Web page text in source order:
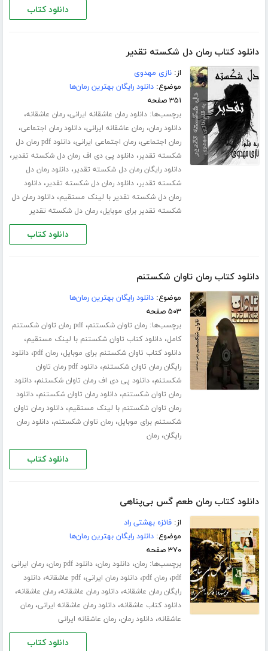
دانلود کتاب
دانلود کتاب رمان دل شکسته تقدیر
از:نازی مهدوی
موضوع:دانلود رایگان بهترین رمان‌ها
۳۵۱ صفحه
برچسب‌ها:دانلود رمان عاشقانه ایرانی،رمان عاشقانه،
دانلود رمان،رمان عاشقانه ایرانی،دانلود رمان اجتماعی،
رمان اجتماعی،رمان اجتماعی ایرانی،
دانلود pdf رمان دل
شکسته تقدیر،دانلود پی دی اف رمان دل شکسته تقدیر،
دانلود رایگان رمان دل شکسته تقدیر،دانلود رمان دل
شکسته تقدیر،دانلود رمان دل شکسته تقدیر،دانلود
رمان دل شکسته تقدیر با لینک مستقیم،دانلود رمان دل
شکسته تقدیر برای موبایل،رمان دل شکسته تقدیر
دانلود کتاب
دانلود کتاب رمان تاوان شکستنم
موضوع:دانلود رایگان بهترین رمان‌ها
۵۰۳ صفحه
برچسب‌ها:رمان تاوان شکستنم،
pdf رمان تاوان شکستنم
کامل،دانلود کتاب تاوان شکستنم با لینک مستقیم،
دانلود کتاب تاوان شکستنم برای موبایل،رمان pdf ،دانلود
رایگان رمان تاوان شکستنم،
دانلود pdf رمان تاوان
شکستنم،دانلود پی دی اف رمان تاوان شکستنم،دانلود
رمان تاوان شکستنم،دانلود رمان تاوان شکستنم،دانلود
رمان تاوان شکستنم با لینک مستقیم،دانلود رمان تاوان
شکستنم برای موبایل،رمان تاوان شکستنم،دانلود رمان
رایگان،رمان
دانلود کتاب
دانلود کتاب رمان طعم گس بی‌پناهی
از:فائزه بهشتی راد
موضوع:دانلود رایگان بهترین رمان‌ها
۳۷۰ صفحه
برچسب‌ها:رمان،دانلود رمان،دانلود pdf رمان ،رمان ایرانی
pdf،رمان pdf ،دانلود رمان ایرانی،pdf عاشقانه ،دانلود
رایگان رمان عاشقانه،دانلود رمان عاشقانه،رمان عاشقانه،
دانلود کتاب عاشقانه،دانلود رمان عاشقانه ایرانی،رمان
عاشقانه،دانلود رمان،رمان عاشقانه ایرانی
دانلود کتاب